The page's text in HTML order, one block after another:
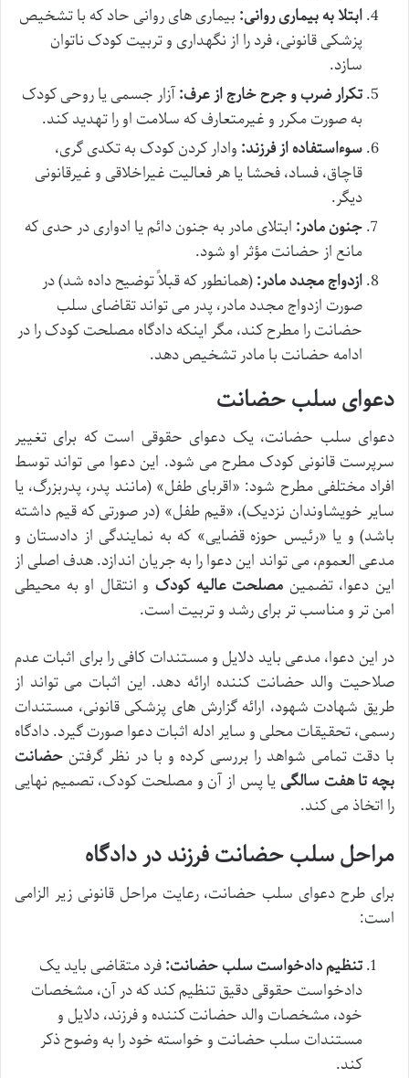
ابتلا به بیماری روانی: بیماری های روانی حاد که با تشخیص
پزشکی قانونی، فرد را از نگهداری و تربیت کودک ناتوان
سازد.
تکرار ضرب و جرح خارج از عرف:آزار جسمی یا روحی کودک
به صورت مکرر و غیرمتعارف که سلامت او را تهدید کند.
سوءاستفاده از فرزند: وادار کردن کودک به تکدی گری،
قاچاق، فساد، فحشا یا هر فعالیت غیراخلاقی و غیرقانونی
دیگر.
جنون مادر: ابتلای مادر به جنون دائم یا ادواری در حدی که
مانع از حضانت مؤثر او شود.
ازدواج مجدد مادر:(همانطور که قبلاً توضیح داده شد) در
صورت ازدواج مجدد مادر، پدر می تواند تقاضای سلب
حضانت را مطرح کند، مگر اینکه دادگاه مصلحت کودک را در
ادامه حضانت با مادر تشخیص دهد.
دعوای سلب حضانت
دعوای سلب حضانت، یک دعوای حقوقی است که برای تغییر
سرپرست قانونی کودک مطرح می شود. این دعوا می تواند توسط
افراد مختلفی مطرح شود: «اقربای طفل» (مانند پدر، پدربزرگ، یا
سایر خویشاوندان نزدیک)، «قیم طفل» (در صورتی که قیم داشته
باشد) و یا «رئیس حوزه قضایی» که به نمایندگی از دادستان و
مدعی العموم، می تواند این دعوا را به جریان اندازد. هدف اصلی از
این دعوا، تضمین مصلحت عالیه کودک و انتقال او به محیطی
امن تر و مناسب تر برای رشد و تربیت است.
در این دعوا، مدعی باید دلایل و مستندات کافی را برای اثبات عدم
صلاحیت والد حضانت کننده ارائه دهد. این اثبات می تواند از
طریق شهادت شهود، ارائه گزارش های پزشکی قانونی، مستندات
رسمی، تحقیقات محلی و سایر ادله اثبات دعوا صورت گیرد. دادگاه
با دقت تمامی شواهد را بررسی کرده و با در نظر گرفتن حضانت
بچه تا هفت سالگی یا پس از آن و مصلحت کودک، تصمیم نهایی
را اتخاذ می کند.
مراحل سلب حضانت فرزند در دادگاه
برای طرح دعوای سلب حضانت، رعایت مراحل قانونی زیر الزامی
است:
تنظیم دادخواست سلب حضانت:فرد متقاضی باید یک
دادخواست حقوقی دقیق تنظیم کند که در آن، مشخصات
خود، مشخصات والد حضانت کننده و فرزند، دلایل و
مستندات سلب حضانت و خواسته خود را به وضوح ذکر
کند.